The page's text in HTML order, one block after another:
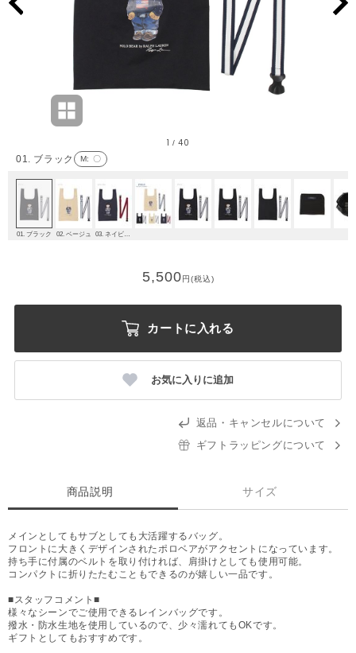
01. ブラック M: 〇
1 /40
01. ブラック 02. ベージュ
5,500円(税込)
カートに入れる
お気に入りに追加
返品・キャンセルについて
ギフトラッピングについて
商品説明 サイズ
メインとしてもサブとしても大活躍するバッグ。
フロントに大きくデザインされたポロベアがアクセントになっています。
持ち手に付属のベルトを取り付ければ、肩掛けとしても使用可能。
コンパクトに折りたたむこともできるのが嬉しい一品です。
■スタッフコメント■
様々なシーンでご使用できるレインバッグです。
撥水・防水生地を使用しているので、少々濡れてもOKです。
ギフトとしてもおすすめです。